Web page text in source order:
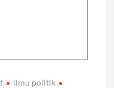
ilmu politik